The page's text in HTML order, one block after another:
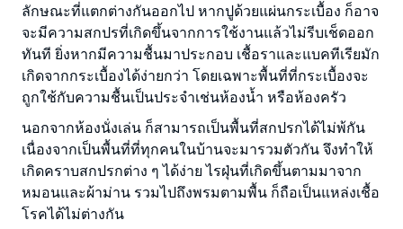
ลักษณะที่แตกต่างกันออกไป หากปูด้วยแผ่นกระเบื้อง ก็อาจ
จะมีความสกปรที่เกิดขึ้นจากการใช้งานแล้วไม่รีบเช็ดออก
ทันที ยิ่งหากมีความชื้นมาประกอบ เชื้อราและแบคทีเรียมัก
เกิดจากกระเบื้องได้ง่ายกว่า โดยเฉพาะพื้นที่ที่กระเบื้องจะ
ถูกใช้กับความชื้นเป็นประจำเช่นห้องน้ำ หรือห้องครัว
นอกจากห้องนั่งเล่น ก็สามารถเป็นพื้นที่สกปรกได้ไม่พ้กัน
เนื่องจากเป็นพื้นที่ที่ทุกคนในบ้านจะมารวมตัวกัน จึงทำให้
เกิดคราบสกปรกต่าง ๆ ได้ง่าย ไรฝุ่นที่เกิดขึ้นตามมาจาก
หมอนและผ้าม่าน รวมไปถึงพรมตามพื้น ก็ถือเป็นแหล่งเชื้อ
โรคได้ไม่ต่างกัน